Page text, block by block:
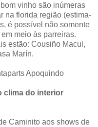
vinho são inúmeras
na florida região (estima-
é possível não somente
meio às parreiras.
estão: Cousiño Macul,
Marín.
Apoquindo
clima do interior
Caminito aos shows de